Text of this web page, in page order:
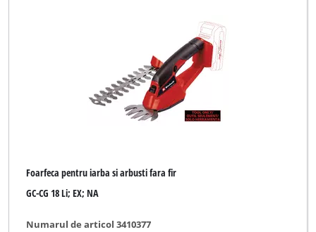
Foarfeca pentru iarba si arbusti fara fir
GC-CG 18 Li; EX; NA
Numarul de articol 3410377